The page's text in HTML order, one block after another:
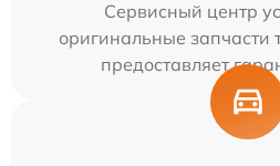
Сервисный центр
оригинальные запчасти
предоставляет